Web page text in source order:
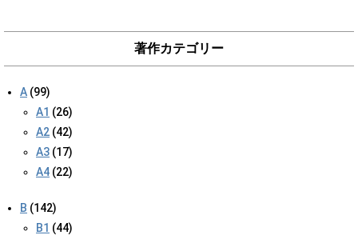
著作カテゴリー
A (99)
A1 (26)
A2 (42)
A3 (17)
A4 (22)
B (142)
B1 (44)